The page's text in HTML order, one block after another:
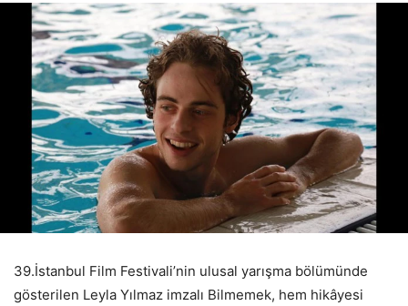
39.İstanbul Film Festivali’nin ulusal yarışma bölümünde
gösterilen Leyla Yılmaz imzalı Bilmemek, hem hikâyesi